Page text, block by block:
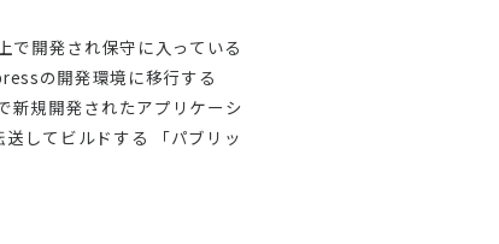
で開発され保守に入っている
の開発環境に移行する
新規開発されたアプリケーシ
してビルドする 「パブリッ